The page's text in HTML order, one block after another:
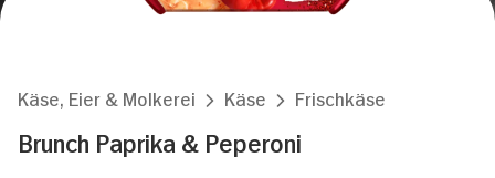
Käse, Eier & Molkerei Käse Frischkäse
Brunch Paprika & Peperoni